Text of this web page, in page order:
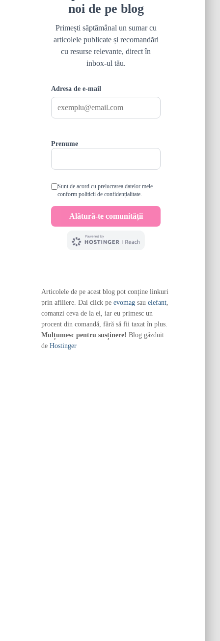
Articolele de pe acest blog pot conține linkuri
prin afiliere. Dai click pe evomagsau elefant,
comanzi ceva de la ei, iar eu primesc un
procent din comandă, fără să fii taxat în plus.
Mulțumesc pentru susținere! Blog găzduit
de Hostinger